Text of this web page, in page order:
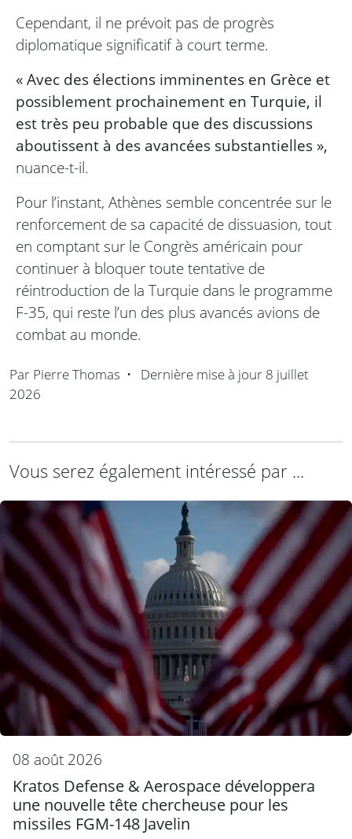
Cependant, il ne prévoit pas de progrès
diplomatique significatif à court terme.
« Avec des élections imminentes en Grèce et
possiblement prochainement en Turquie, il
est très peu probable que des discussions
aboutissent à des avancées substantielles »,
nuance-t-il.
Pour l’instant, Athènes semble concentrée sur le
renforcement de sa capacité de dissuasion, tout
en comptant sur le Congrès américain pour
continuer à bloquer toute tentative de
réintroduction de la Turquie dans le programme
F-35, qui reste l’un des plus avancés avions de
combat au monde.
Par Pierre Thomas • Dernière mise à jour 8 juillet
2026
Vous serez également intéressé par ...
08 août 2026
Kratos Defense & Aerospace développera
une nouvelle tête chercheuse pour les
missiles FGM-148 Javelin